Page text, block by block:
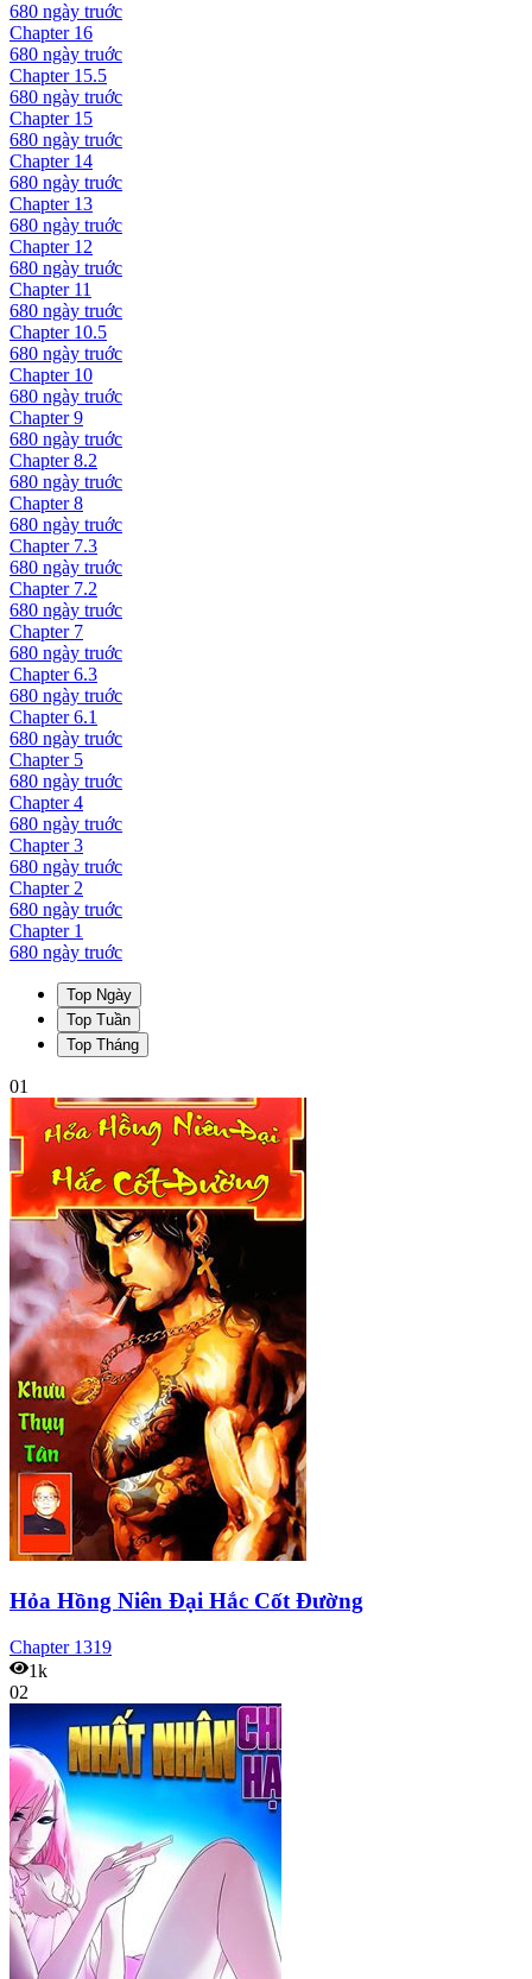
680 ngày truớc
Chapter 16
680 ngày truớc
Chapter 15.5
680 ngày truớc
Chapter 15
680 ngày truớc
Chapter 14
680 ngày truớc
Chapter 13
680 ngày truớc
Chapter 12
680 ngày truớc
Chapter 11
680 ngày truớc
Chapter 10.5
680 ngày truớc
Chapter 10
680 ngày truớc
Chapter9
680 ngày truớc
Chapter8.2
680 ngày truớc
Chapter8
680 ngày truớc
Chapter 7.3
680 ngày truớc
Chapter 7.2
680 ngày truớc
Chapter 7
680 ngày truớc
Chapter6.3
680 ngày truớc
Chapter6.1
680 ngày truớc
Chapter 5
680 ngày truớc
Chapter4
680 ngày truớc
Chapter3
680 ngày truớc
Chapter 2
680 ngày truớc
Chapter 1
680 ngày truớc
Top Ngày
Top Tuần
Top Tháng
01
Hỏa Hồng Niên Đại Hắc Cốt Đường
Chapter 1319
1k
02